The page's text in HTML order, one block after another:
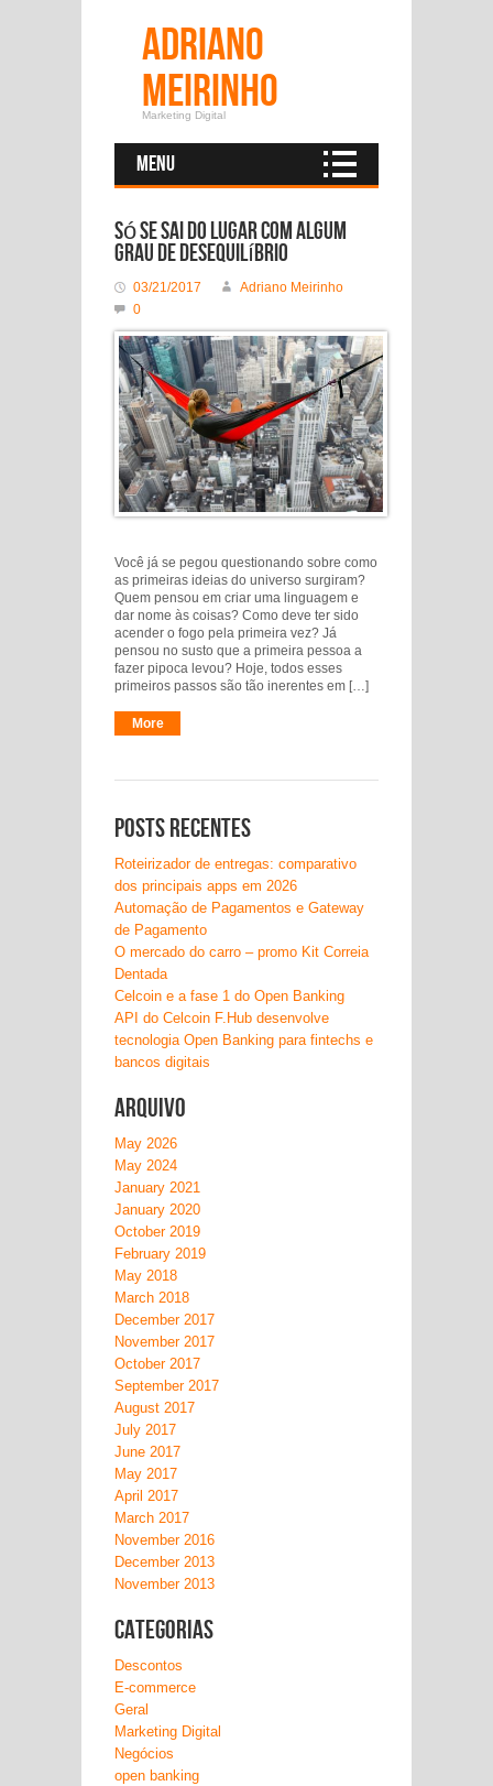
Adriano
Meirinho
Marketing Digital
Menu
Só se sai do lugar com algum
grau de desequilíbrio
03/21/2017
Adriano Meirinho
0
Você já se pegou questionando sobre como
as primeiras ideias do universo surgiram?
Quem pensou em criar uma linguagem e
dar nome às coisas? Como deve ter sido
acender o fogo pela primeira vez? Já
pensou no susto que a primeira pessoa a
fazer pipoca levou? Hoje, todos esses
primeiros passos são tão inerentes em […]
More
Posts recentes
Roteirizador de entregas: comparativo
dos principais apps em 2026
Automação de Pagamentos e Gateway
de Pagamento
O mercado do carro – promo Kit Correia
Dentada
Celcoin e a fase 1 do Open Banking
API do Celcoin F.Hub desenvolve
tecnologia Open Banking para fintechs e
bancos digitais
Arquivo
May 2026
May 2024
January 2021
January 2020
October 2019
February 2019
May 2018
March 2018
December 2017
November 2017
October 2017
September 2017
August 2017
July 2017
June 2017
May 2017
April 2017
March 2017
November 2016
December 2013
November 2013
Categorias
Descontos
E-commerce
Geral
Marketing Digital
Negócios
open banking